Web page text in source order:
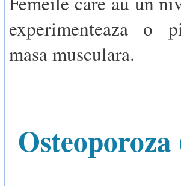
experimenteaza o
masa musculara.
Osteoporoza